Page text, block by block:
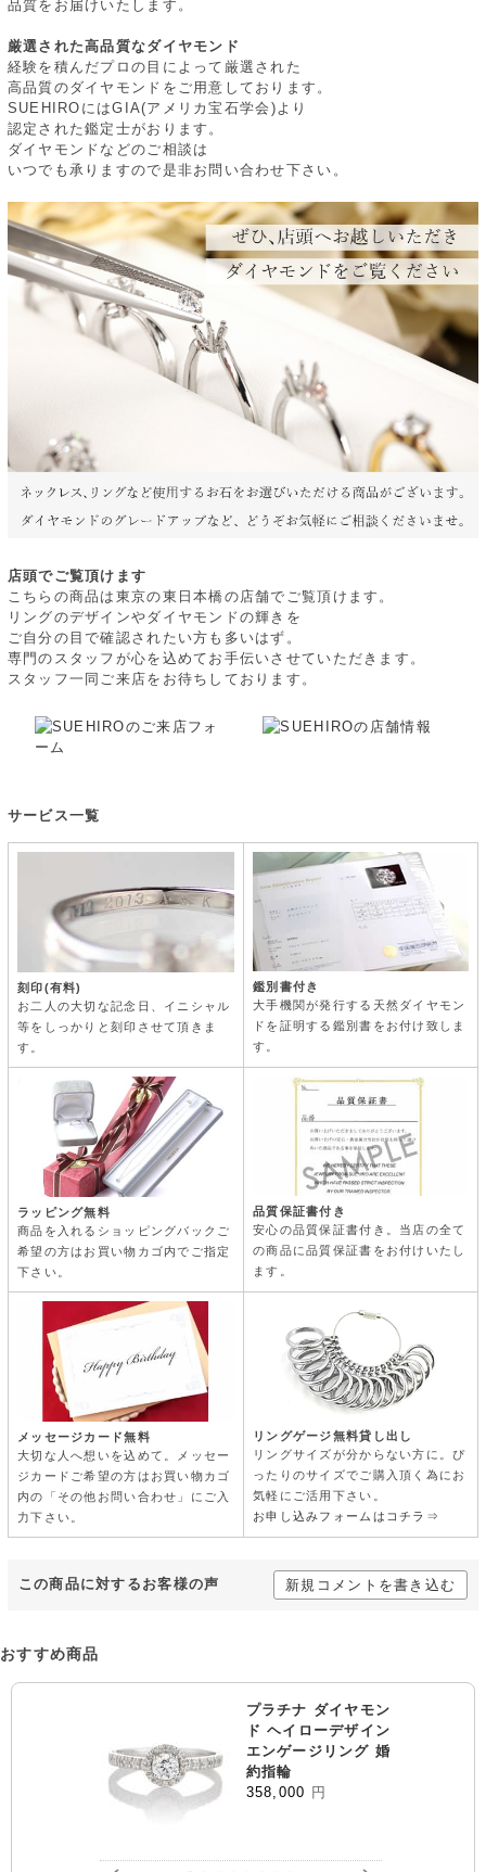
品質をお届けいたします。
厳選された高品質なダイヤモンド
経験を積んだプロの目によって厳選された
高品質のダイヤモンドをご用意しております。
SUEHIROにはGIA(アメリカ宝石学会)より
認定された鑑定士がおります。
ダイヤモンドなどのご相談は
いつでも承りますので是非お問い合わせ下さい。
店頭でご覧頂けます
こちらの商品は東京の東日本橋の店舗でご覧頂けます。
リングのデザインやダイヤモンドの輝きを
ご自分の目で確認されたい方も多いはず。
専門のスタッフが心を込めてお手伝いさせていただきます。
スタッフ一同ご来店をお待ちしております。
サービス一覧
刻印(有料)
お二人の大切な記念日、イニシャル
等をしっかりと刻印させて頂きま
す。
鑑別書付き
大手機関が発行する天然ダイヤモン
ドを証明する鑑別書をお付け致しま
す。
ラッピング無料
商品を入れるショッピングバックご
希望の方はお買い物カゴ内でご指定
下さい。
品質保証書付き
安心の品質保証書付き。当店の全て
の商品に品質保証書をお付けいたし
ます。
メッセージカード無料
大切な人へ想いを込めて。メッセー
ジカードご希望の方はお買い物カゴ
内の「その他お問い合わせ」にご入
力下さい。
リングゲージ無料貸し出し
リングサイズが分からない方に。ぴ
ったりのサイズでご購入頂く為にお
気軽にご活用下さい。
お申し込みフォームはコチラ⇒
この商品に対するお客様の声 新規コメントを書き込む
おすすめ商品
プラチナ ダイヤモン
ド ヘイローデザイン
エンゲージリング 婚
約指輪
358,000 円